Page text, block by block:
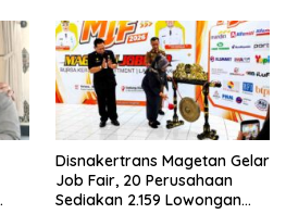
Disnakertrans Magetan Gelar
Job Fair, 20 Perusahaan
Sediakan 2.159 Lowongan